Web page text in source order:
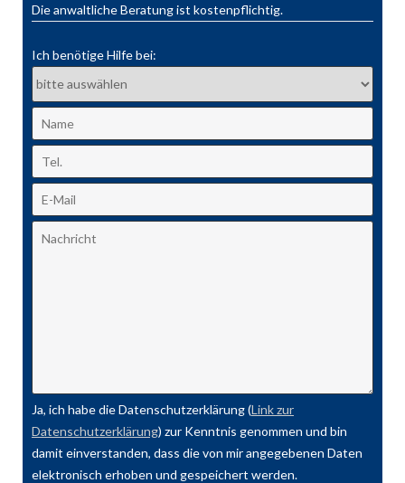
Die anwaltliche Beratung ist kostenpflichtig.
Ich benötige Hilfe bei:
Ja, ich habe die Datenschutzerklärung (Link zur
Datenschutzerklärung) zur Kenntnis genommen und bin
damit einverstanden, dass die von mir angegebenen Daten
elektronisch erhoben und gespeichert werden.